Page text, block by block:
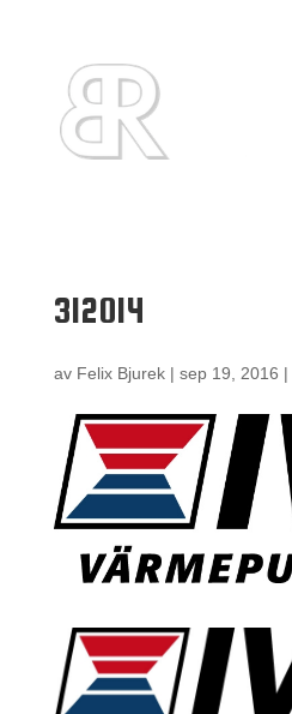
312014
av Felix Bjurek| sep 19, 2016 |